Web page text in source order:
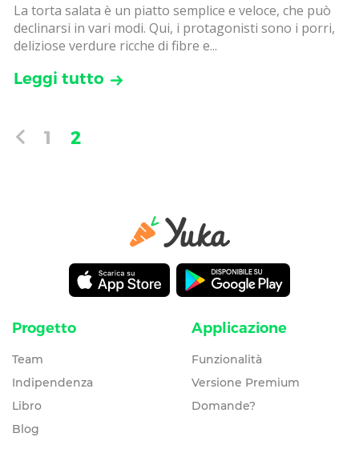
La torta salata è un piatto semplice e veloce, che può
declinarsi in vari modi. Qui, i protagonisti sono i porri,
deliziose verdure ricche di fibre e...
Leggi tutto
1 2
Progetto
Team
Indipendenza
Libro
Blog
Applicazione
Funzionalità
Versione Premium
Domande?